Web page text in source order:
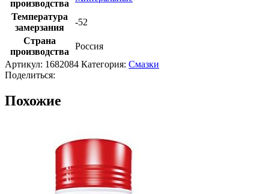
производства
Температура
замерзания
-52
Страна
производства
Россия
Артикул: 1682084 Категория: Смазки
Поделиться:
Похожие